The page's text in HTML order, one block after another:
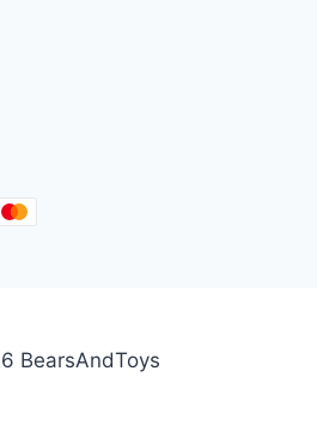
BearsAndToys